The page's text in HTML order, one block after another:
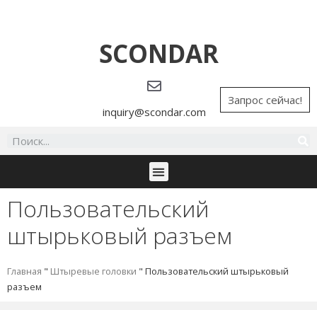
SCONDAR
inquiry@scondar.com
Запрос сейчас!
Пользовательский
штырьковый разъем
Главная " Штыревые головки " Пользовательский штырьковый
разъем